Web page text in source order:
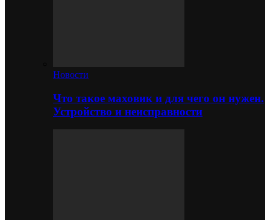
Новости
Что такое маховик и для чего он нужен.
Устройство и неисправности